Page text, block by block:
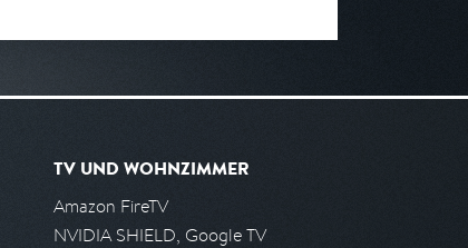
TV UND WOHNZIMMER
Amazon FireTV
NVIDIA SHIELD, Google TV